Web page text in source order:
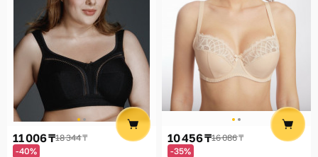
11 006 ₸18 344 ₸
-40%
10 456 ₸16 086 ₸
-35%